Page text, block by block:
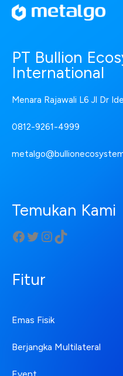
PT Bullion
International
Menara Rajawali L6 Jl Dr
0812-9261-4999
Temukan Kami
Fitur
Emas Fisik
Berjangka Multilateral
Event